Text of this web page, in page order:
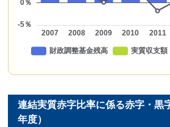
連結実質赤字比率に係る赤字・黒
年度）